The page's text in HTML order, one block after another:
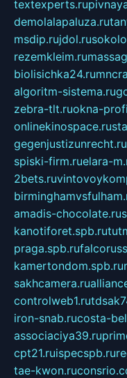
textexperts.ru
demolalapaluza.ru
msdip.rujdol.ru
rezemkleim.ru
biolisichka24.ru
algoritm-sistema.ru
zebra-tlt.ruokna-
onlinekinospace.ru
gegenjustizunrecht.ru
spiski-firm.ruelara-
2bets.ru
amadis-chocolate.ru
kanotiforet.spb.ru
praga.spb.ru
kamertondom.spb.ru
sakhcamera.ru
controlweb1.ru
iron-snab.rucosta-
associaciya39.ru
cpt21.ruispecspb.ru
tae-kwon.ru